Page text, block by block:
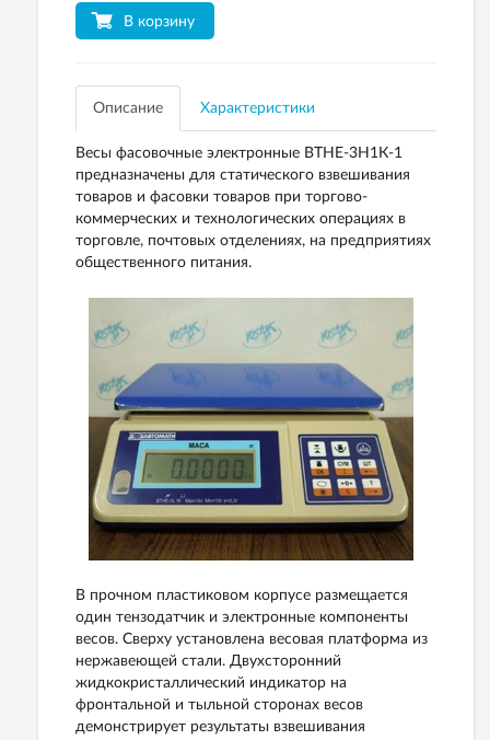
В корзину
Описание Характеристики
Весы фасовочные электронные ВТНЕ-3H1К-1
предназначены для статического взвешивания
товаров и фасовки товаров при торгово-
коммерческих и технологических операциях в
торговле, почтовых отделениях, на предприятиях
общественного питания.
В прочном пластиковом корпусе размещается
один тензодатчик и электронные компоненты
весов. Сверху установлена весовая платформа из
нержавеющей стали. Двухсторонний
жидкокристаллический индикатор на
фронтальной и тыльной сторонах весов
демонстрирует результаты взвешивания